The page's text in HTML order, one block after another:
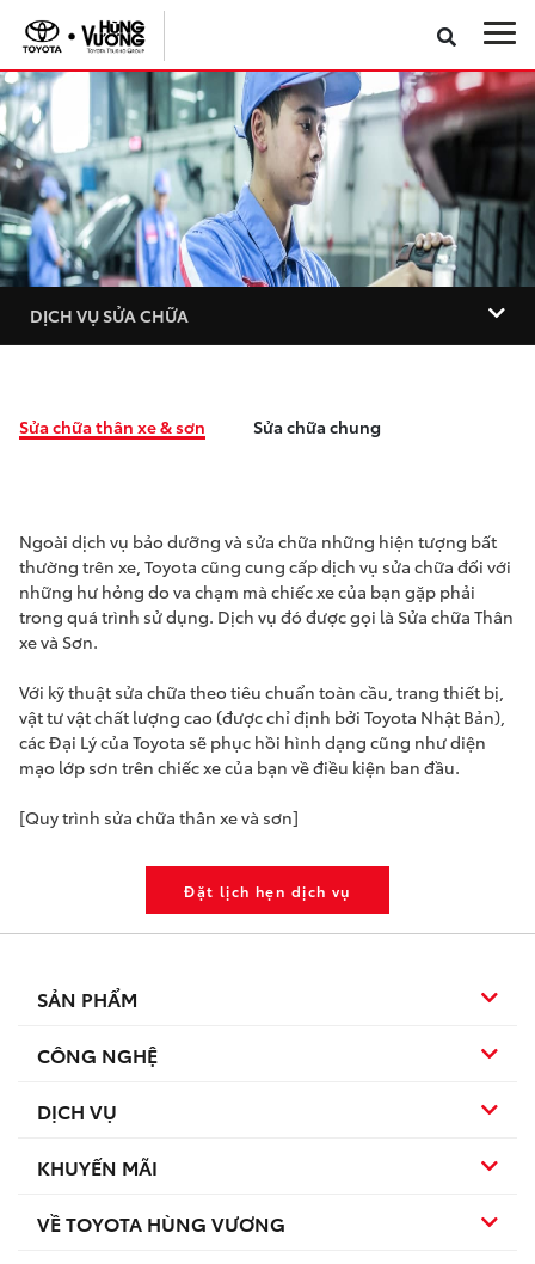
Sản phẩm
Dịch vụ
Phụ kiện đại lý
Khuyến mãi
Khám phá Toyota Raize
DỊCH VỤ SỬA CHỮA
Sửa chữa thân xe & sơn Sửa chữa chung
Ngoài dịch vụ bảo dưỡng và sửa chữa những hiện tượng bất
thường trên xe, Toyota cũng cung cấp dịch vụ sửa chữa đối với
những hư hỏng do va chạm mà chiếc xe của bạn gặp phải
trong quá trình sử dụng. Dịch vụ đó được gọi là Sửa chữa Thân
xe và Sơn.
Với kỹ thuật sửa chữa theo tiêu chuẩn toàn cầu, trang thiết bị,
vật tư vật chất lượng cao (được chỉ định bởi Toyota Nhật Bản),
các Đại Lý của Toyota sẽ phục hồi hình dạng cũng như diện
mạo lớp sơn trên chiếc xe của bạn về điều kiện ban đầu.
[Quy trình sửa chữa thân xe và sơn]
Đặt lịch hẹn dịch vụ
SẢN PHẨM
Sedan
Hatchback
SUV
Đa dụng
CÔNG NGHỆ
Hybrid
TSS
TNGA
DỊCH VỤ
Dịch vụ bảo dưỡng
Dịch vụ sau bán hàng
KHUYẾN MÃI
Sản phẩm
VỀ TOYOTA HÙNG VƯƠNG